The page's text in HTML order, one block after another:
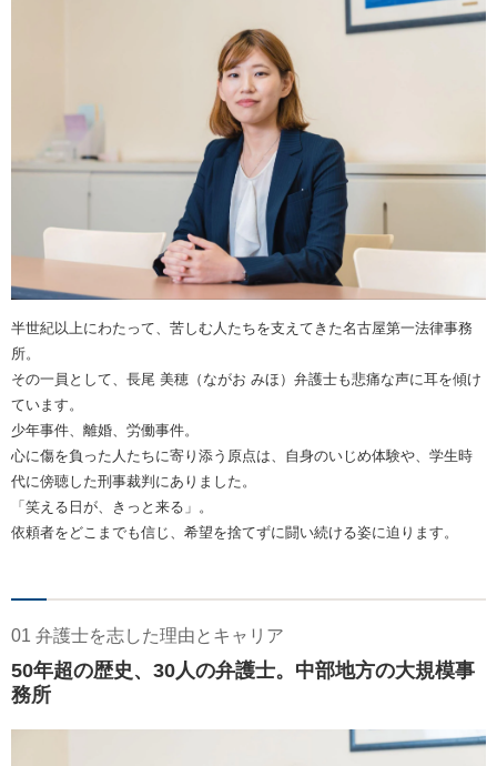
半世紀以上にわたって、苦しむ人たちを支えてきた名古屋第一法律事務
所。
その一員として、長尾 美穂（ながお みほ）弁護士も悲痛な声に耳を傾け
ています。
少年事件、離婚、労働事件。
心に傷を負った人たちに寄り添う原点は、自身のいじめ体験や、学生時
代に傍聴した刑事裁判にありました。
「笑える日が、きっと来る」。
依頼者をどこまでも信じ、希望を捨てずに闘い続ける姿に迫ります。
01 弁護士を志した理由とキャリア
50年超の歴史、30人の弁護士。中部地方の大規模事
務所